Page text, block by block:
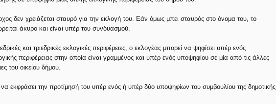
δεν χρειάζεται σταυρό για την εκλογή του. Εάν όμως μπει σταυρός στο όνομα του, το
άκυρο και είναι υπέρ του συνδυασμού.
και τριεδρικές εκλογικές περιφέρειες, ο εκλογέας μπορεί να ψηφίσει υπέρ ενός
περιφέρειας στην οποία είναι γραμμένος και υπέρ ενός υποψηφίου σε μία από τις άλλες
του οικείου δήμου.
εκφράσει την προτίμησή του υπέρ ενός ή υπέρ δύο υποψηφίων του συμβουλίου της δημοτικής